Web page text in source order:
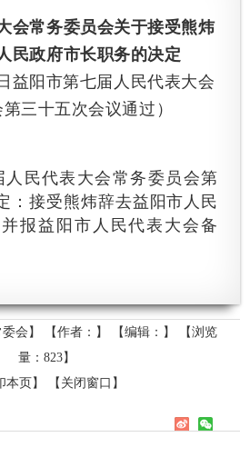
会常务委员会关于接受熊炜
民政府市长职务的决定
益阳市第七届人民代表大会
三十五次会议通过）
民代表大会常务委员会第
：接受熊炜辞去益阳市人民
报益阳市人民代表大会备
会】 【作者：】 【编辑：】
【浏览
量： 823】
本页】
【关闭窗口】